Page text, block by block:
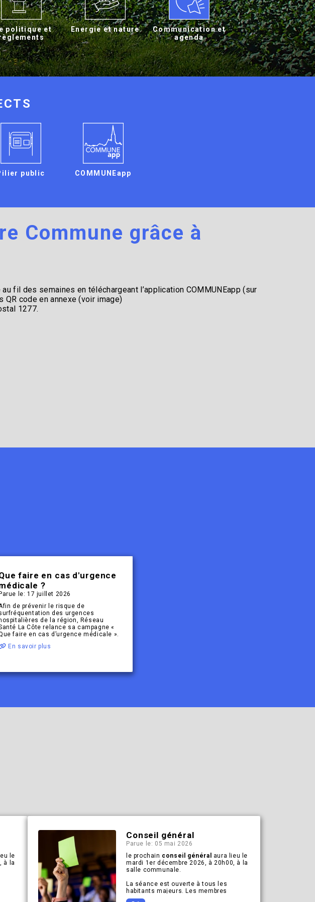
politique et
Energie et nature
Communication et
agenda
public COMMUNEapp
Commune grâce à
fil des semaines en téléchargeant l’application COMMUNEapp (sur
QR code en annexe (voir image)
1277.
faire en cas d'urgence
?
Parue le: 17 juillet 2026
de prévenir le risque de
des urgences
hospitalières de la région, Réseau
La Côte relance sa campagne «
faire en cas d’urgence médicale ».
En savoir plus
le
à la
Conseil général
Parue le: 05 mai 2026
le prochain conseil général
aura lieu le
mardi 1er décembre 2026, à 20h00, à la
salle communale.
La séance est ouverte à tous les
habitants majeurs. Les membres
(Suisses et étrangers*) sont